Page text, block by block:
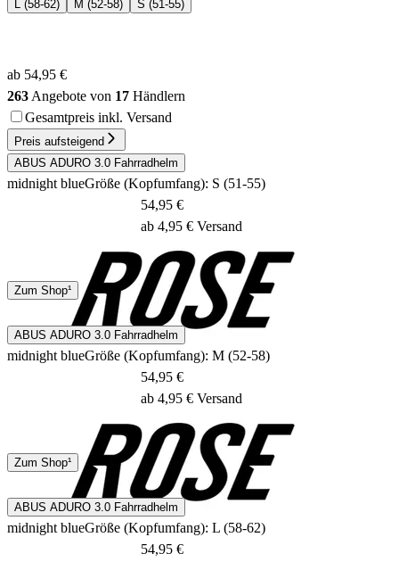
L (58-62) M (52-58) S (51-55)
ab 54,95 €
263 Angebote von 17 Händlern
Gesamtpreis inkl. Versand
Preis aufsteigend
ABUS ADURO 3.0 Fahrradhelm
midnight blueGröße (Kopfumfang): S (51-55)
DHL
54,95 €
ab 4,95 € Versand
Zum Shop¹
ABUS ADURO 3.0 Fahrradhelm
midnight blueGröße (Kopfumfang): M (52-58)
DHL
54,95 €
ab 4,95 € Versand
Zum Shop¹
ABUS ADURO 3.0 Fahrradhelm
midnight blueGröße (Kopfumfang): L (58-62)
54,95 €